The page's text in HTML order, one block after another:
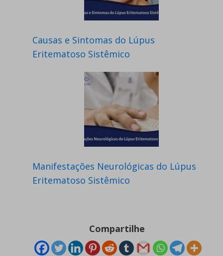
Causas e Sintomas do Lúpus
Eritematoso Sistêmico
Manifestações Neurológicas do Lúpus
Eritematoso Sistêmico
Compartilhe